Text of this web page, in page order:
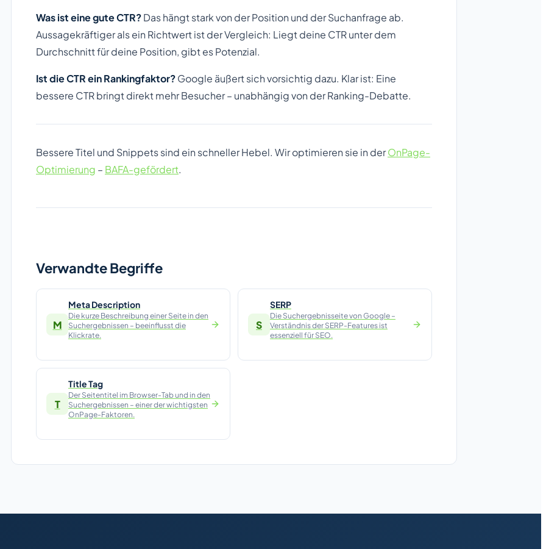
Was ist eine gute CTR?Das hängt stark von der Position und der Suchanfrage ab.
Aussagekräftiger als ein Richtwert ist der Vergleich: Liegt deine CTR unter dem
Durchschnitt für deine Position, gibt es Potenzial.
Ist die CTR ein Rankingfaktor?Google äußert sich vorsichtig dazu. Klar ist: Eine
bessere CTR bringt direkt mehr Besucher – unabhängig von der Ranking-Debatte.
Bessere Titel und Snippets sind ein schneller Hebel. Wir optimieren sie in derOnPage-
Optimierung – BAFA-gefördert.
Verwandte Begriffe
M
Meta Description
Die kurze Beschreibung einer Seite in den
Suchergebnissen – beeinflusst die
Klickrate.
S
SERP
Die Suchergebnisseite von Google –
Verständnis der SERP-Features ist
essenziell für SEO.
T
Title Tag
Der Seitentitel im Browser-Tab und in den
Suchergebnissen – einer der wichtigsten
OnPage-Faktoren.